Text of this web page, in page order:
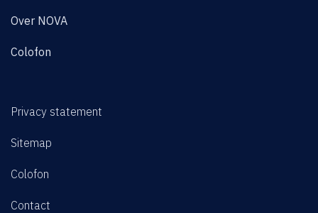
Over NOVA
Colofon
Privacy statement
Sitemap
Colofon
Contact